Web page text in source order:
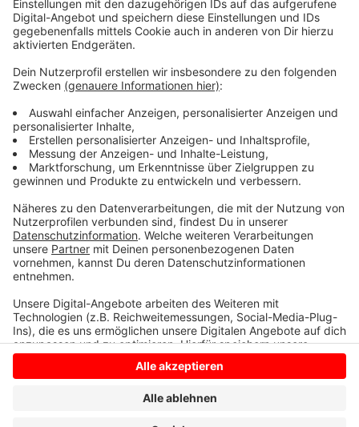
Umsteigen fällt also weg. An den anderen Bahnhöfen
im Kreis Coesfeld, also Buldern, Appelhülsen und
Bösensell bleibt alles wie gewohnt. Tagsüber halten
Richtung Ruhrgebiet. Fachleute tüfteln zur Zeit noch
Bahnstrecke Münster – Dülmen – Ruhrgebiet. Im
Sommer sollen sie fertig sein. Sie gelten dann ab dem
Fahrplanwechsel im Dezember.
Anzeige